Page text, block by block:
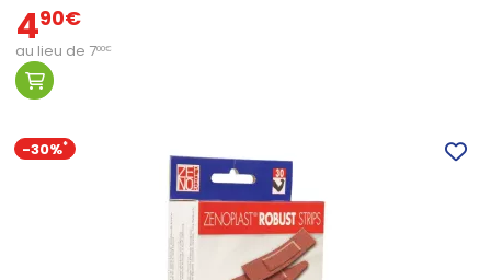
490€
au lieu de 700€
-30%*